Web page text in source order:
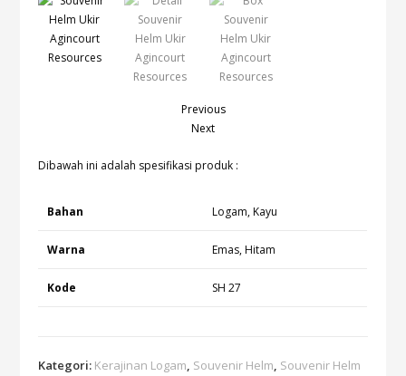
Previous
Next
Dibawah ini adalah spesifikasi produk :
Bahan Logam, Kayu
Warna Emas, Hitam
Kode SH 27
Kategori: Kerajinan Logam Souvenir Helm Souvenir Helm